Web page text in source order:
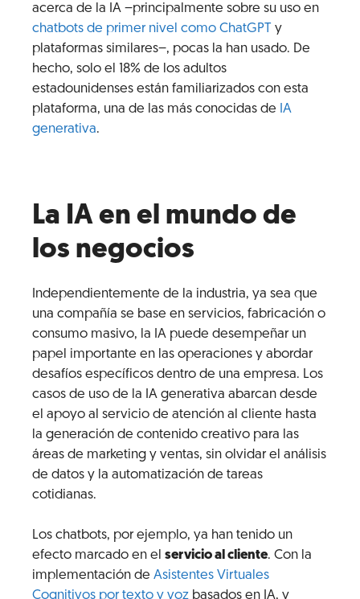
acerca de la IA –principalmente sobre su uso en
chatbots de primer nivel como ChatGPT y
plataformas similares–, pocas la han usado. De
hecho, solo el 18% de los adultos
estadounidenses están familiarizados con esta
plataforma, una de las más conocidas de IA
generativa.
La IA en el mundo de
los negocios
Independientemente de la industria, ya sea que
una compañía se base en servicios, fabricación o
consumo masivo, la IA puede desempeñar un
papel importante en las operaciones y abordar
desafíos específicos dentro de una empresa. Los
casos de uso de la IA generativa abarcan desde
el apoyo al servicio de atención al cliente hasta
la generación de contenido creativo para las
áreas de marketing y ventas, sin olvidar el análisis
de datos y la automatización de tareas
cotidianas.
Los chatbots, por ejemplo, ya han tenido un
efecto marcado en el servicio al cliente. Con la
implementación de Asistentes Virtuales
Cognitivos por texto y voz basados en IA, y